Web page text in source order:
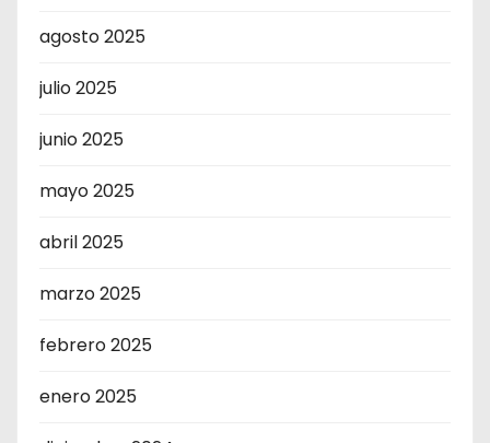
agosto 2025
julio 2025
junio 2025
mayo 2025
abril 2025
marzo 2025
febrero 2025
enero 2025